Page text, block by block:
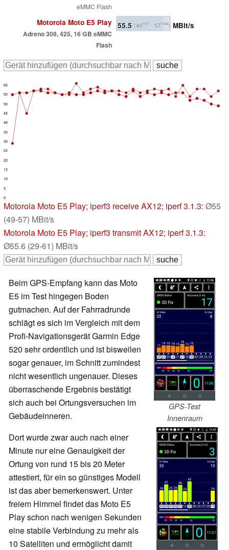
eMMC Flash
Motorola Moto E5 Play
Adreno 308, 425, 16 GB eMMC
Flash
55.5 (49min - 57max) MBit/s
0
5
10
15
20
25
30
35
40
45
50
55
60
Motorola Moto E5 Play; iperf3 receive AX12; iperf 3.1.3: Ø55
(49-57) MBit/s
Motorola Moto E5 Play; iperf3 transmit AX12; iperf 3.1.3:
Ø55.6 (29-61) MBit/s
GPS-Test
Innenraum
Beim GPS-Empfang kann das Moto
E5 im Test hingegen Boden
gutmachen. Auf der Fahrradrunde
schlägt es sich im Vergleich mit dem
Profi-Navigationsgerät Garmin Edge
520 sehr ordentlich und ist bisweilen
sogar genauer, im Schnitt zumindest
nicht wesentlich ungenauer. Dieses
überraschende Ergebnis bestätigt
sich auch bei Ortungsversuchen im
Gebäudeinneren.
Dort wurde zwar auch nach einer
Minute nur eine Genauigkeit der
Ortung von rund 15 bis 20 Meter
attestiert, für ein so günstiges Modell
ist das aber bemerkenswert. Unter
freiem Himmel findet das Moto E5
Play schon nach wenigen Sekunden
eine stabile Verbindung zu mehr als
10 Satelliten und ermöglicht damit